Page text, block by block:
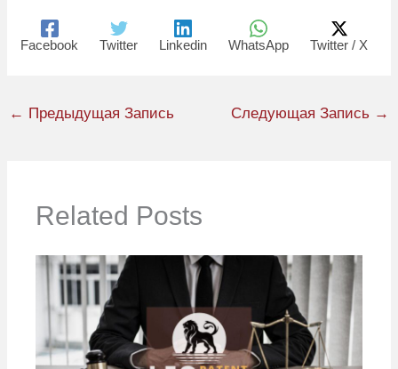
Facebook Twitter Linkedin WhatsApp Twitter / X
← Предыдущая Запись Следующая Запись →
Related Posts